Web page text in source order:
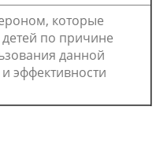
которые
по причине
данной
эффективности